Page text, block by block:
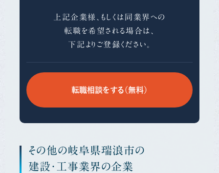
上記企業様、もしくは同業界への
転職を希望される場合は、
下記よりご登録ください。
転職相談をする（無料）
その他の岐阜県瑞浪市の
建設・工事業界の企業